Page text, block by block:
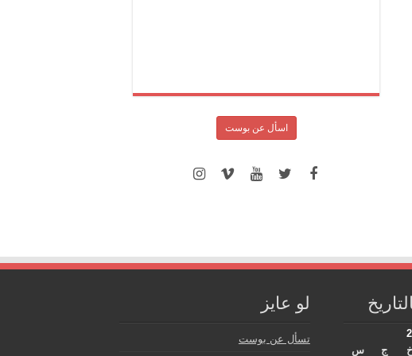
اسأل عن بوست
خ ج س
لو عايز
تسأل عن بوست